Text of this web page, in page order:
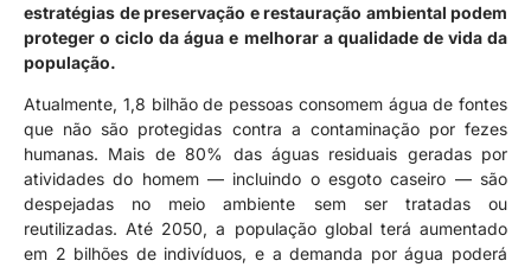
estratégias de preservação e restauração ambiental podem
proteger o ciclo da água e melhorar a qualidade de vida da
população.
Atualmente, 1,8 bilhão de pessoas consomem água de fontes
que não são protegidas contra a contaminação por fezes
humanas. Mais de 80% das águas residuais geradas por
atividades do homem — incluindo o esgoto caseiro — são
despejadas no meio ambiente sem ser tratadas ou
reutilizadas. Até 2050, a população global terá aumentado
em 2 bilhões de indivíduos, e a demanda por água poderá